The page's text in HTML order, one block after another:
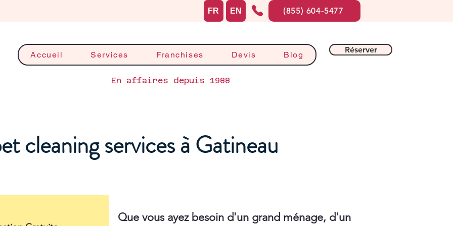
Accueil Services Franchises Devis Blog
Réserver
En affaires depuis 1988
FR EN (855) 604-5477
cleaning services à Gatineau
Que vous ayez besoin d'un grand ménage, d'un